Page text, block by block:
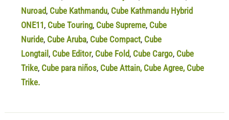
Nuroad, Cube Kathmandu, Cube Kathmandu Hybrid
ONE11, Cube Touring, Cube Supreme, Cube
Nuride, Cube Aruba, Cube Compact, Cube
Longtail , Cube Editor, Cube Fold, Cube Cargo, Cube
Trike, Cube para niños, Cube Attain, Cube Agree, Cube
Trike.